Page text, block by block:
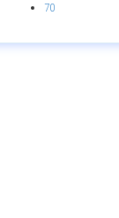
70